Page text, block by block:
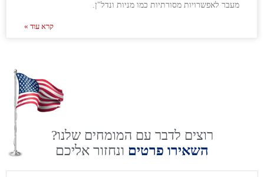
מעבר לאפשרויות מסורתיות כמו מניות ונדל"ן.
קרא עוד »
רוצים לדבר עם המומחים שלנו?
השאירו פרטים ונחזור אליכם